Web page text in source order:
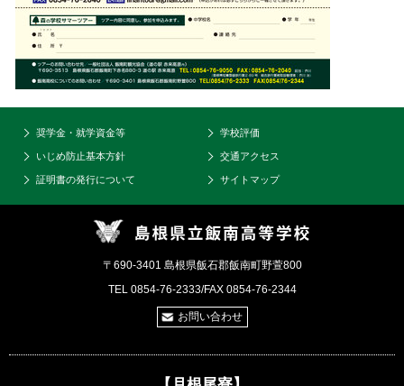
奨学金・就学資金等 学校評価
いじめ防止基本方針 交通アクセス
証明書の発行について サイトマップ
〒690-3401 島根県飯石郡飯南町野萱800
TEL 0854-76-2333/FAX 0854-76-2344
お問い合わせ